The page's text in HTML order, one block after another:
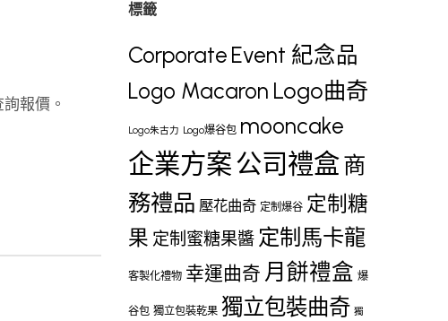
報價。
標籤
Corporate Event 紀念品
Logo Macaron Logo曲奇
Logo朱古力 Logo爆谷包 mooncake
企業方案公司禮盒商
務禮品 壓花曲奇 定制爆谷 定制糖
果 定制蜜糖果醬 定制馬卡龍
客製化禮物 幸運曲奇 月餅禮盒 爆
谷包 獨立包裝乾果 獨立包裝曲奇 獨